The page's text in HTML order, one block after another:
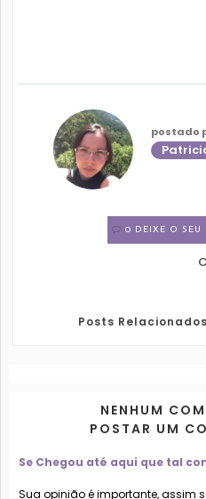
postado
0 DEIXE O SEU
Posts
NENHUM
POSTAR UM
Se Chegou até aqui que tal
Sua opinião é importante, assim